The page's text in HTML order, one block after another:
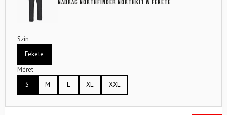
nadrág NORTHFINDER Northkit W fekete
Szín
Fekete
Méret
S
M L XL XXL